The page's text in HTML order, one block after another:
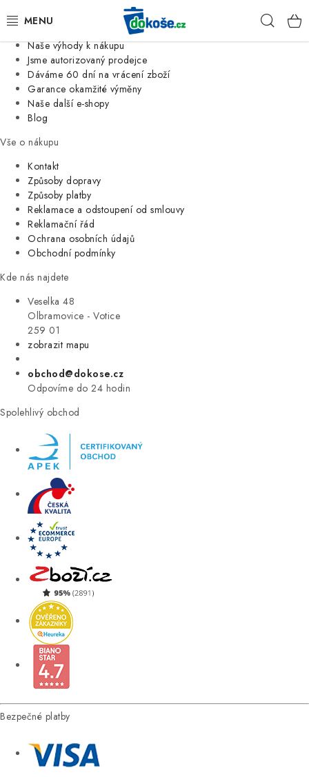
Jsme tradiční česká firma
Naše výhody k nákupu
Jsme autorizovaný prodejce
Dáváme 60 dní na vrácení zboží
Garance okamžité výměny
Naše další e-shopy
Blog
Vše o nákupu
Kontakt
Způsoby dopravy
Způsoby platby
Reklamace a odstoupení od smlouvy
Reklamační řád
Ochrana osobních údajů
Obchodní podmínky
Kde nás najdete
Veselka 48
Olbramovice - Votice
259 01
zobrazit mapu
obchod@dokose.cz
Odpovíme do 24 hodin
Spolehlivý obchod
Bezpečné platby
KOŠE
SÁČKY
KUCHYNĚ
ORGANIZACE
DOMÁCNOST
ÚKLID
VÝPRODEJ
ZNAČKY
Úvod Kontakt Blog
Moje objednávka